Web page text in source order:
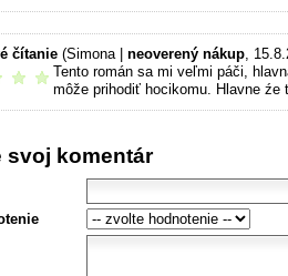
čítanie (Simona | neoverený nákup,
Tento román sa mi veľmi páči,
môže prihodiť hocikomu. Hlavne
svoj komentár